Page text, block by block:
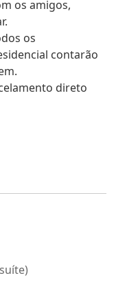
os amigos,
os
contarão
direto